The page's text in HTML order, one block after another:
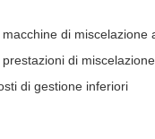
di miscelazione
di
di gestione inferiori